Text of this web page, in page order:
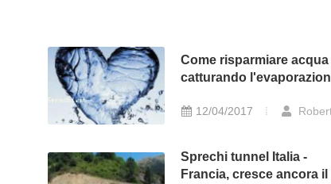
Come risparmiare acqua
catturando
12/04/2017
Sprechi tunnel Italia -
Francia, cresce ancora il